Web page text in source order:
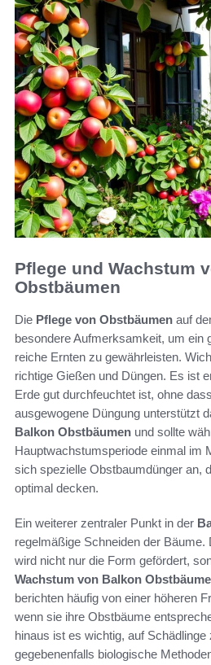
Pflege und Wachstum
Obstbäumen
Die Pflege von Obstbäumen auf
besondere Aufmerksamkeit, um ein
reiche Ernten zu gewährleisten.
richtige Gießen und Düngen. Es ist
Erde gut durchfeuchtet ist, ohne
ausgewogene Düngung unterstützt
Balkon Obstbäumen und sollte
Hauptwachstumsperiode einmal im
sich spezielle Obstbaumdünger an,
optimal decken.
Ein weiterer zentraler Punkt in der
regelmäßige Schneiden der
wird nicht nur die Form gefördert,
Wachstum von Balkon
berichten häufig von einer höheren
wenn sie ihre Obstbäume
hinaus ist es wichtig, auf Schädlinge
gegebenenfalls biologische